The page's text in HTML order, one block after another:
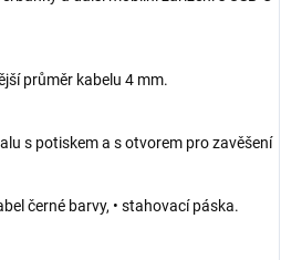
průměr kabelu 4 mm.
s potiskem a s otvorem pro zavěšení
černé barvy, • stahovací páska.